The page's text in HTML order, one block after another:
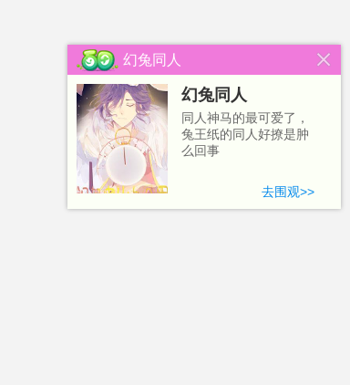
幻兔同人
幻兔同人
同人神马的最可爱了，
兔王纸的同人好撩是肿
么回事
去围观>>